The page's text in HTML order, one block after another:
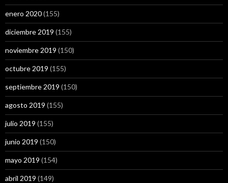
enero 2020(155)
diciembre 2019 (155)
noviembre 2019 (150)
octubre 2019 (155)
septiembre 2019 (150)
agosto 2019 (155)
julio 2019 (155)
junio 2019 (150)
mayo 2019 (154)
abril 2019 (149)